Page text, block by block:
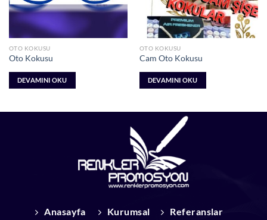
OTO KOKUSU
Oto Kokusu
DEVAMINI OKU
OTO KOKUSU
Cam Oto Kokusu
DEVAMINI OKU
Anasayfa Kurumsal Referanslar